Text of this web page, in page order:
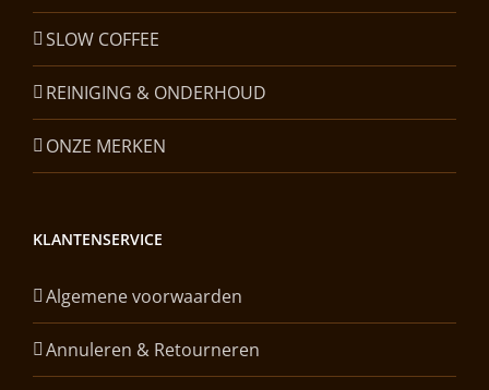
SLOW COFFEE
REINIGING & ONDERHOUD
ONZE MERKEN
KLANTENSERVICE
Algemene voorwaarden
Annuleren & Retourneren